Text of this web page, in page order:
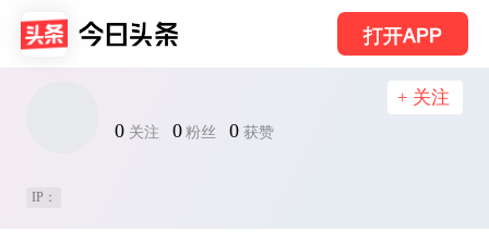
打开APP
0 关注 0 粉丝 0 获赞
+ 关注
IP：